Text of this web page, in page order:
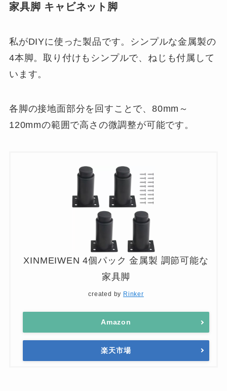
家具脚 キャビネット脚
私がDIYに使った製品です。シンプルな金属製の
4本脚。取り付けもシンプルで、ねじも付属して
います。
各脚の接地面部分を回すことで、80mm～
120mmの範囲で高さの微調整が可能です。
XINMEIWEN 4個パック 金属製 調節可能な
家具脚
created by Rinker
Amazon
楽天市場